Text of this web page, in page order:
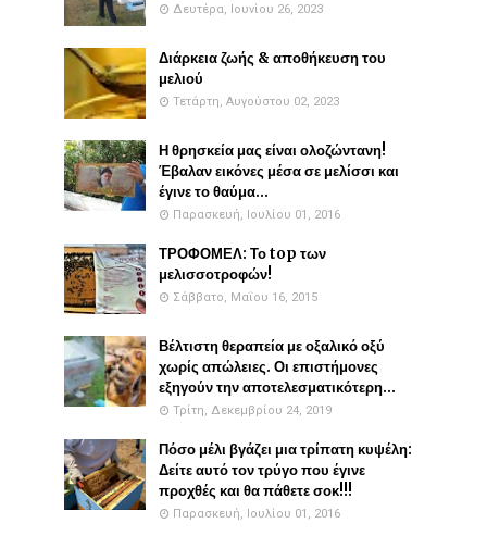
Δευτέρα, Ιουνίου 26, 2023
Διάρκεια ζωής & αποθήκευση του
μελιού
Τετάρτη, Αυγούστου 02, 2023
Η θρησκεία μας είναι ολοζώντανη!
Έβαλαν εικόνες μέσα σε μελίσσι και
έγινε το θαύμα...
Παρασκευή, Ιουλίου 01, 2016
ΤΡΟΦΟΜΕΛ: Το top των
μελισσοτροφών!
Σάββατο, Μαΐου 16, 2015
Βέλτιστη θεραπεία με οξαλικό οξύ
χωρίς απώλειες. Οι επιστήμονες
εξηγούν την αποτελεσματικότερη...
Τρίτη, Δεκεμβρίου 24, 2019
Πόσο μέλι βγάζει μια τρίπατη κυψέλη:
Δείτε αυτό τον τρύγο που έγινε
προχθές και θα πάθετε σοκ!!!
Παρασκευή, Ιουλίου 01, 2016